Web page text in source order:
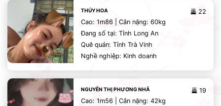
22
THÚY HOA
Cao: 1m86 | Cân nặng: 60kg
Đang số tại: Tỉnh Long An
Quê quán: Tỉnh Trà Vinh
Nghề nghiệp: Kinh doanh
19
NGUYỄN THỊ PHƯƠNG NHÃ
Cao: 1m56 | Cân nặng: 42kg